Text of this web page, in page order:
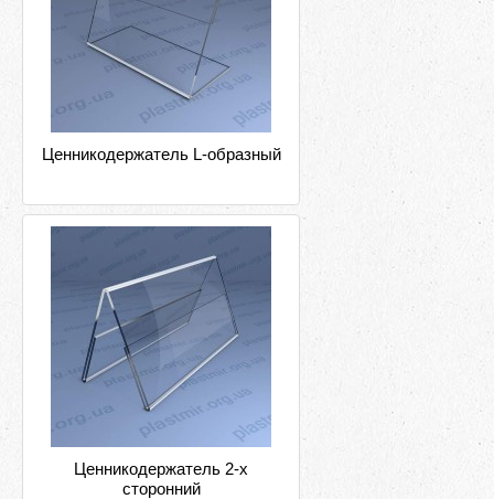
Ценникодержатель L-образный
Ценникодержатель 2-х
сторонний